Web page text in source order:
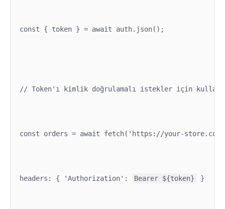
const { token } = await auth.json();
// Token'ı kimlik doğrulamalı istekler için
const orders = await fetch('https://your-
headers: { 'Authorization': Bearer ${token} }